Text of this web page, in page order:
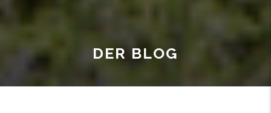
DER BLOG